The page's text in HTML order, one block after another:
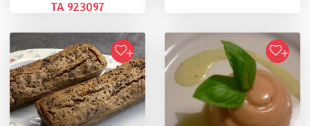
TA 923097